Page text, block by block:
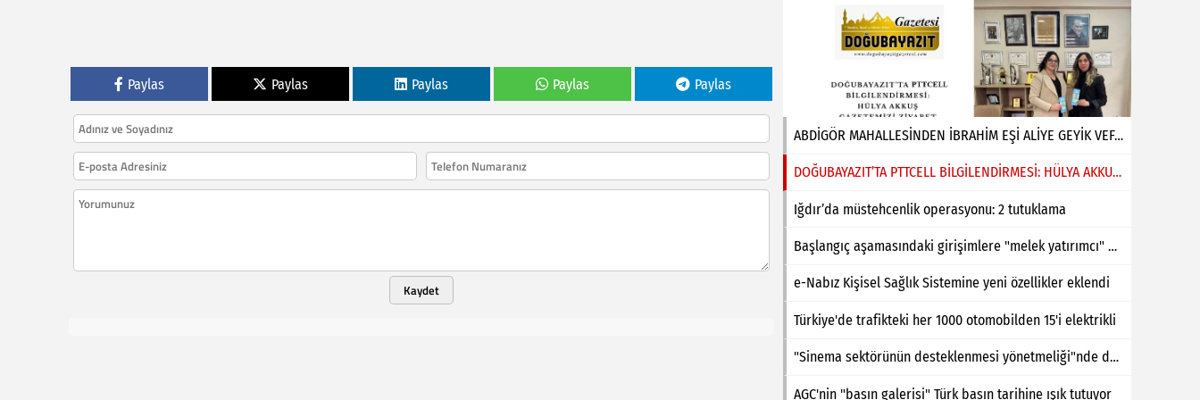
Paylas Paylas Paylas Paylas Paylas
Kaydet
ABDİGÖR MAHALLESİNDEN İBRAHİM EŞİ ALİYE GEYİK VEFAT ETMİŞTİR
DOĞUBAYAZIT’TA PTTCELL BİLGİLENDİRMESİ: HÜLYA AKKUŞ GAZETEMİZİ ZİYARET ETTİ
Iğdır’da müstehcenlik operasyonu: 2 tutuklama
Başlangıç aşamasındaki girişimlere "melek yatırımcı" desteği
e-Nabız Kişisel Sağlık Sistemine yeni özellikler eklendi
Türkiye'de trafikteki her 1000 otomobilden 15'i elektrikli
"Sinema sektörünün desteklenmesi yönetmeliği"nde değişiklik yapıldı
AGC'nin "basın galerisi" Türk basın tarihine ışık tutuyor